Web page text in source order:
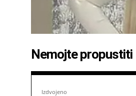
Nemojte propustiti
Izdvojeno